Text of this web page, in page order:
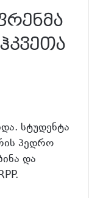
სტუდენტა
პედრო
და